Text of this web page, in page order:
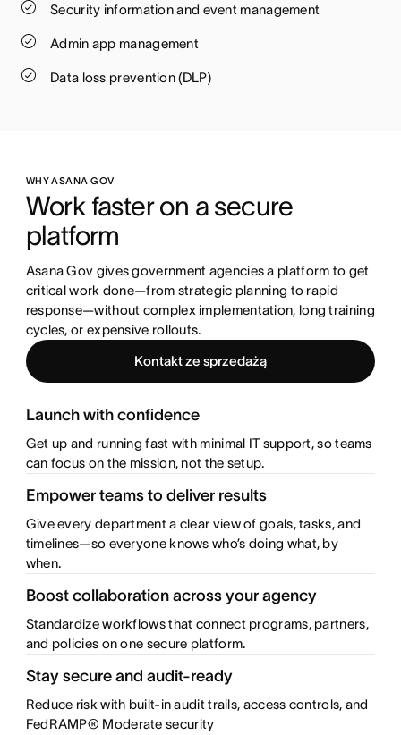
Security information and event management
Admin app management
Data loss prevention (DLP)
WHY ASANA GOV
Work faster on a secure
platform
Asana Gov gives government agencies a platform to get
critical work done—from strategic planning to rapid
response—without complex implementation, long training
cycles, or expensive rollouts.
Kontakt ze sprzedażą
Launch with confidence
Get up and running fast with minimal IT support, so teams
can focus on the mission, not the setup.
Empower teams to deliver results
Give every department a clear view of goals, tasks, and
timelines—so everyone knows who’s doing what, by
when.
Boost collaboration across your agency
Standardize workflows that connect programs, partners,
and policies on one secure platform.
Stay secure and audit-ready
Reduce risk with built-in audit trails, access controls, and
FedRAMP® Moderate security